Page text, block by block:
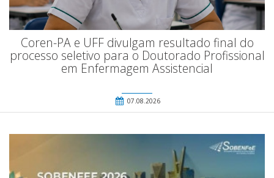
Coren-PA e UFF divulgam resultado final do
processo seletivo para o Doutorado Profissional
em Enfermagem Assistencial
07.08.2026